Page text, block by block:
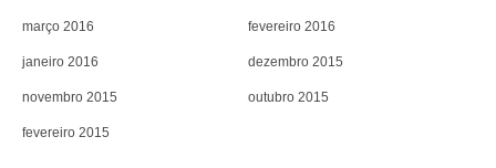
março 2016 fevereiro 2016
janeiro 2016 dezembro 2015
novembro 2015 outubro 2015
fevereiro 2015